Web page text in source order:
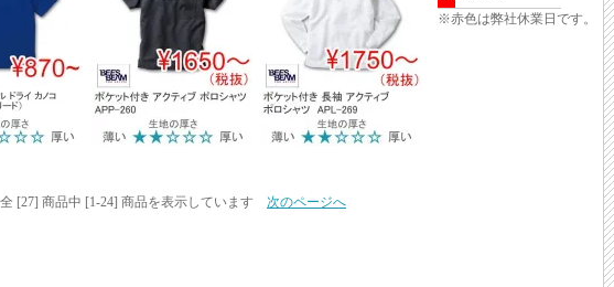
全 [27] 商品中 [1-24] 商品を表示しています 次のページへ
※赤色は弊社休業日です。